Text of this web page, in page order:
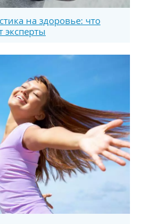
на здоровье: что
эксперты